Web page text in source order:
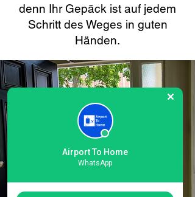
denn Ihr Gepäck ist auf jedem
Schritt des Weges in guten
Händen.
Airport To Home
WhatsApp